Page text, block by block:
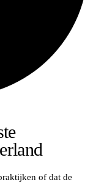
of dat de